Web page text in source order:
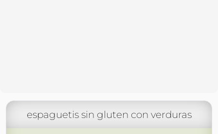
espaguetis sin gluten con verduras